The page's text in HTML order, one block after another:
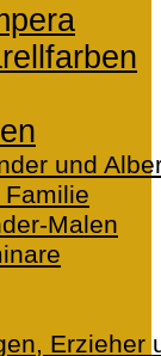
und
Malen
Erzieher